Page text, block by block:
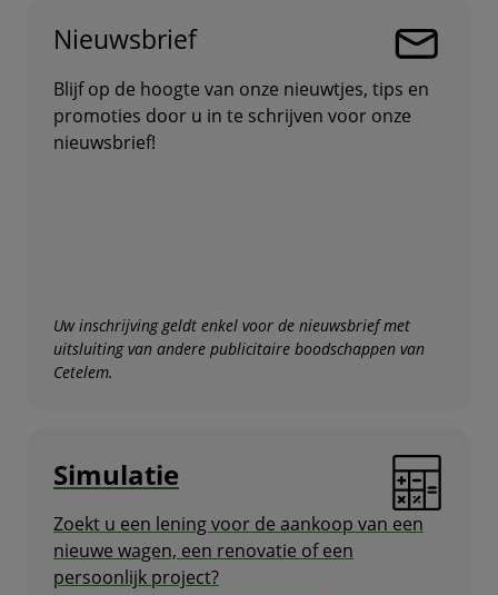
Nieuwsbrief
Blijf op de hoogte van onze nieuwtjes, tips en
promoties door u in te schrijven voor onze
nieuwsbrief!
Uw inschrijving geldt enkel voor de nieuwsbrief met
uitsluiting van andere publicitaire boodschappen van
Cetelem.
Simulatie
Zoekt u een lening voor de aankoop van een
nieuwe wagen, een renovatie of een
persoonlijk project?